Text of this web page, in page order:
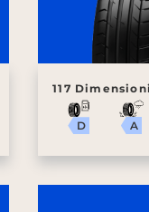
117 Dimensioni
D A